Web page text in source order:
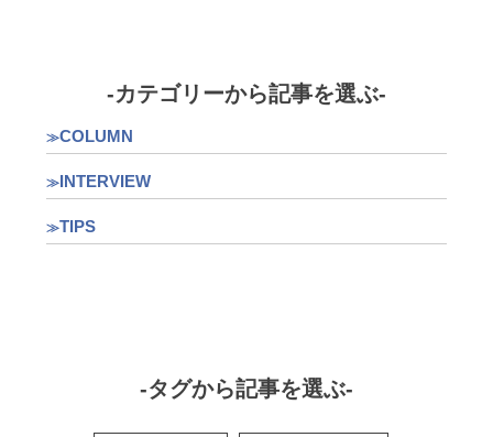
-カテゴリーから記事を選ぶ-
COLUMN
INTERVIEW
TIPS
-タグから記事を選ぶ-